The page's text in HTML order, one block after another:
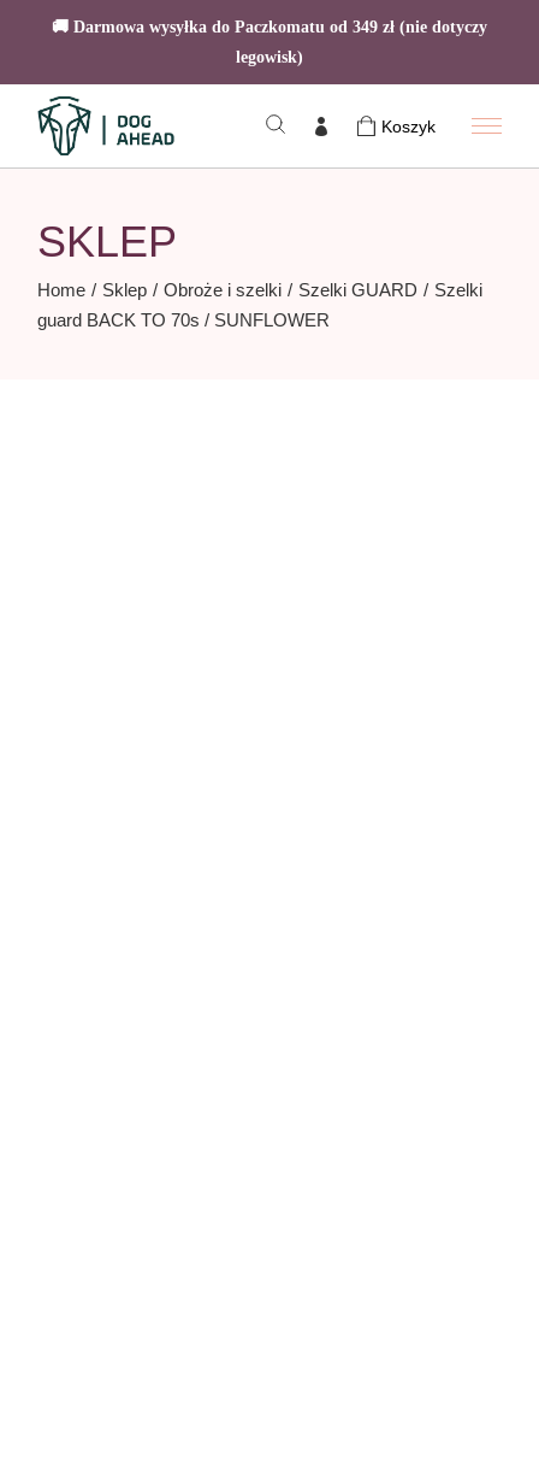
🚚 Darmowa wysyłka do Paczkomatu od 349 zł (nie dotyczy
legowisk)
content
Koszyk
SKLEP
Home Sklep Obroże i szelki Szelki GUARD
Szelki
guard BACK TO 70s / SUNFLOWER